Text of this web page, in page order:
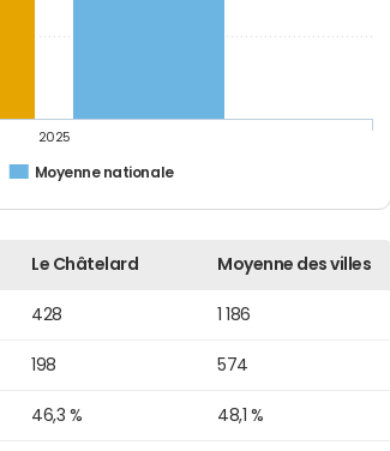
Moyenne nationale
2025
Le Châtelard Moyenne des villes
428 1 186
198 574
46,3 % 48,1 %